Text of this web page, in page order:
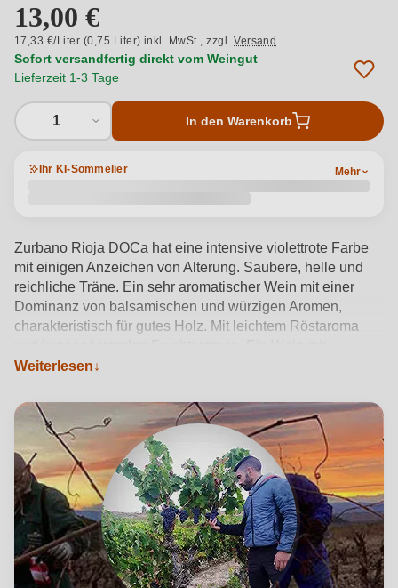
13,00 €
17,33 €/Liter (0,75 Liter) inkl. MwSt.,zzgl.Versand
Sofort versandfertig direkt vom Weingut
Lieferzeit 1-3 Tage
1 In den Warenkorb
Ihr KI-Sommelier Mehr
Zurbano Rioja DOCa hat eine intensive violettrote Farbe
mit einigen Anzeichen von Alterung. Saubere, helle und
reichliche Träne. Ein sehr aromatischer Wein mit einer
Dominanz von balsamischen und würzigen Aromen,
charakteristisch für gutes Holz. Mit leichtem Röstaroma
angenehmen Tanninen, rund und frisch. Leicht im Mund,
Früchte und ein leichter Röstgeschmack. Sehr fruchtiger
Nachgeschmack, der die Eigenschaften der
Kohlensäuremazeration bewahrt.
Produktdetails anzeigen →
Weiterlesen